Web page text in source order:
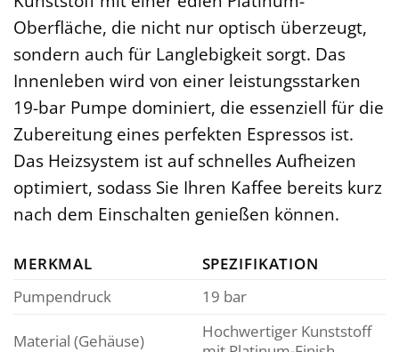
Oberfläche, die nicht nur optisch überzeugt,
sondern auch für Langlebigkeit sorgt. Das
Innenleben wird von einer leistungsstarken
19-bar Pumpe dominiert, die essenziell für die
Zubereitung eines perfekten Espressos ist.
Das Heizsystem ist auf schnelles Aufheizen
optimiert, sodass Sie Ihren Kaffee bereits kurz
nach dem Einschalten genießen können.
MERKMAL
SPEZIFIKATION
Pumpendruck
19 bar
Material (Gehäuse)
Hochwertiger Kunststoff